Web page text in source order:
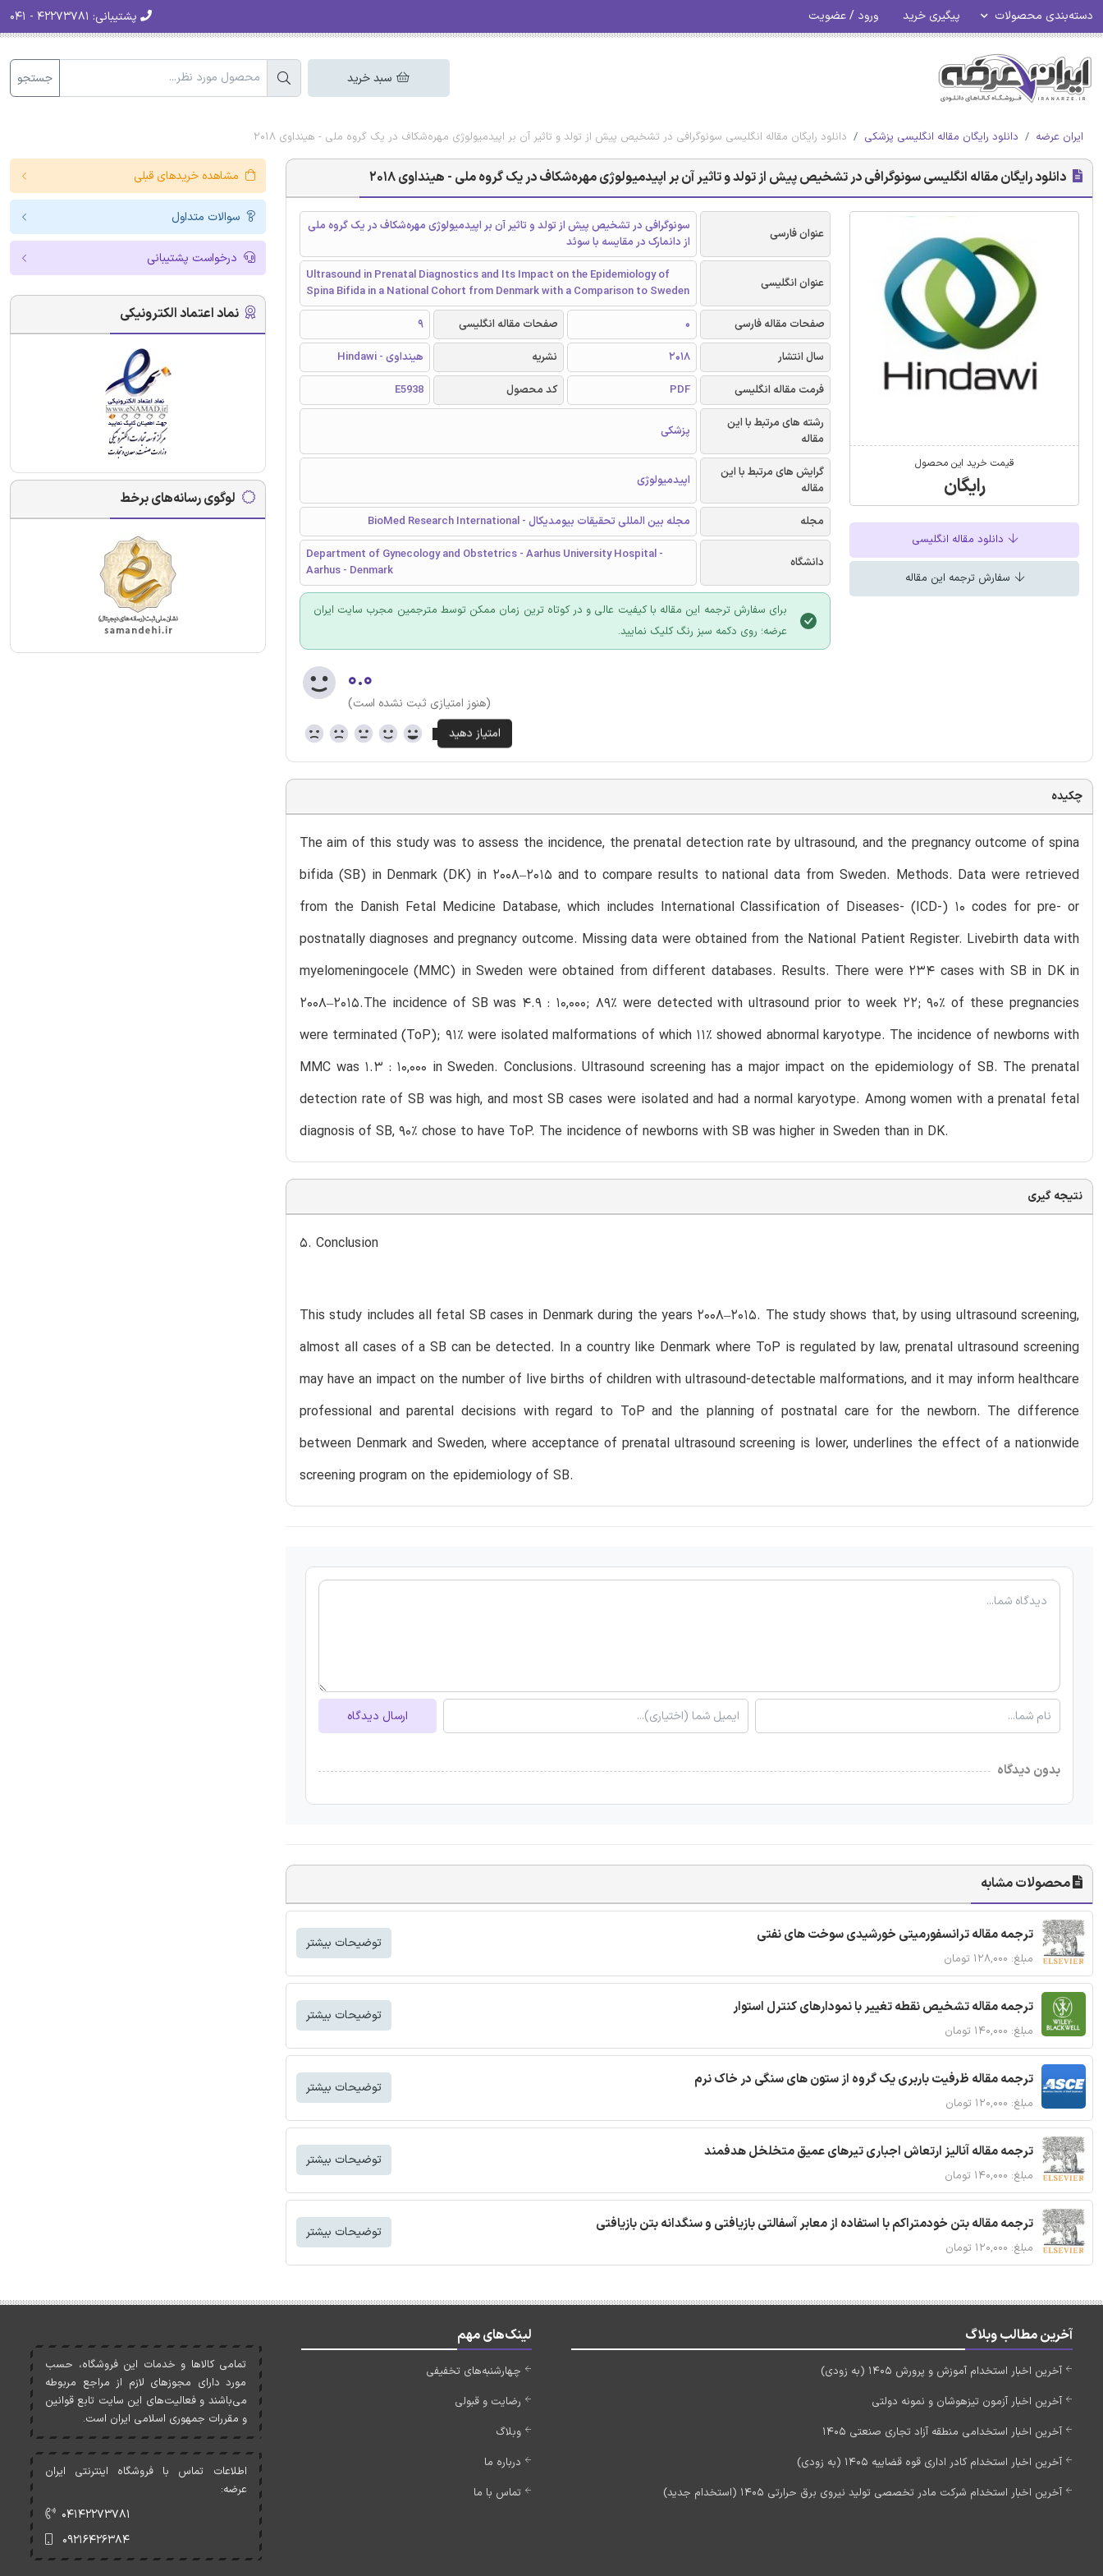
دسته‌بندی محصولات پیگیری خرید ورود / عضویت پشتیبانی:
سبد خرید جستجو
ایران عرضه دانلود رایگان مقاله انگلیسی پزشکی دانلود رایگان مقاله انگلیسی سونوگرافی در تشخیص پیش از تولد و تاثیر آن بر اپیدمیولوژی مهره‌شکاف در یک گروه ملی - هینداوی 2018
دانلود رایگان مقاله انگلیسی سونوگرافی در تشخیص پیش از تولد و تاثیر آن بر اپیدمیولوژی مهره‌شکاف در یک گروه ملی - هینداوی 2018
قیمت خرید این محصول
رایگان
دانلود مقاله انگلیسی
سفارش ترجمه این مقاله
عنوان فارسی
سونوگرافی در تشخیص پیش از تولد و تاثیر آن بر اپیدمیولوژی مهره‌شکاف در یک گروه ملی
از دانمارک در مقایسه با سوئد
عنوان انگلیسی
Ultrasound in Prenatal Diagnostics and Its Impact on the Epidemiology of
Spina Bifida in a National Cohort from Denmark with a Comparison to Sweden
صفحات مقاله فارسی
0 صفحات مقاله انگلیسی
9
سال انتشار
2018 نشریه
هینداوی - Hindawi
فرمت مقاله انگلیسی
PDF کد محصول
E5938
رشته های مرتبط با این
مقاله
پزشکی
گرایش های مرتبط با این
مقاله
اپیدمیولوژی
مجله مجله بین المللی تحقیقات بیومدیکال - BioMed Research International
دانشگاه
Department of Gynecology and Obstetrics - Aarhus University Hospital -
Aarhus - Denmark
برای سفارش ترجمه این مقاله با کیفیت عالی و در کوتاه ترین زمان ممکن توسط مترجمین مجرب سایت ایران
عرضه؛ روی دکمه سبز رنگ کلیک نمایید.
۰.۰
(هنوز امتیازی ثبت نشده است)
چکیده
The aim of this study was to assess the incidence, the prenatal detection rate by ultrasound, and the pregnancy outcome of spina
bifida (SB) in Denmark (DK) in 2008–2015 and to compare results to national data from Sweden. Methods. Data were retrieved
from the Danish Fetal Medicine Database, which includes International Classification of Diseases- (ICD-) 10 codes for pre- or
postnatally diagnoses and pregnancy outcome. Missing data were obtained from the National Patient Register. Livebirth data with
myelomeningocele (MMC) in Sweden were obtained from different databases. Results. There were 234 cases with SB in DK in
2008–2015.The incidence of SB was 4.9 : 10,000; 89% were detected with ultrasound prior to week 22; 90% of these pregnancies
were terminated (ToP); 91% were isolated malformations of which 11% showed abnormal karyotype. The incidence of newborns with
MMC was 1.3 : 10,000 in Sweden. Conclusions. Ultrasound screening has a major impact on the epidemiology of SB. The prenatal
detection rate of SB was high, and most SB cases were isolated and had a normal karyotype. Among women with a prenatal fetal
diagnosis of SB, 90% chose to have ToP. The incidence of newborns with SB was higher in Sweden than in DK.
نتیجه گیری
5. Conclusion
This study includes all fetal SB cases in Denmark during the years 2008–2015. The study shows that, by using ultrasound screening,
almost all cases of a SB can be detected. In a country like Denmark where ToP is regulated by law, prenatal ultrasound screening
may have an impact on the number of live births of children with ultrasound-detectable malformations, and it may inform healthcare
professional and parental decisions with regard to ToP and the planning of postnatal care for the newborn. The difference
between Denmark and Sweden, where acceptance of prenatal ultrasound screening is lower, underlines the effect of a nationwide
screening program on the epidemiology of SB.
ارسال دیدگاه
بدون دیدگاه
محصولات مشابه
ترجمه مقاله ترانسفورمیتی خورشیدی سوخت های نفتی
مبلغ: ۱۲۸,۰۰۰ تومان
توضیحات بیشتر
ترجمه مقاله تشخیص نقطه تغییر با نمودارهای کنترل استوار
مبلغ: ۱۴۰,۰۰۰ تومان
توضیحات بیشتر
ترجمه مقاله ظرفیت باربری یک گروه از ستون های سنگی در خاک نرم
مبلغ: ۱۲۰,۰۰۰ تومان
توضیحات بیشتر
ترجمه مقاله آنالیز ارتعاش اجباری تیرهای عمیق متخلخل هدفمند
مبلغ: ۱۴۰,۰۰۰ تومان
توضیحات بیشتر
ترجمه مقاله بتن خودمتراکم با استفاده از معابر آسفالتی بازیافتی و سنگدانه بتن بازیافتی
مبلغ: ۱۲۰,۰۰۰ تومان
توضیحات بیشتر
مشاهده خریدهای قبلی
سوالات متداول
درخواست پشتیبانی
نماد اعتماد الکترونیکی
لوگوی رسانه‌های برخط
آخرین مطالب وبلاگ
آخرین اخبار استخدام آموزش و پرورش 1405 (به زودی)
آخرین اخبار آزمون تیزهوشان و نمونه دولتی
آخرین اخبار استخدامی منطقه آزاد تجاری صنعتی 1405
آخرین اخبار استخدام کادر اداری قوه قضاییه 1405 (به زودی)
آخرین اخبار استخدام شرکت مادر تخصصی تولید نیروی برق حرارتی 1405 (استخدام جدید)
لینک‌های مهم
چهارشنبه‌های تخفیفی
رضایت و قبولی
وبلاگ
درباره ما
تماس با ما
تمامی کالاها و خدمات اين فروشگاه، حسب
مورد دارای مجوزهای لازم از مراجع مربوطه
می‌باشند و فعاليت‌های اين سايت تابع قوانين
و مقررات جمهوری اسلامی ايران است.
اطلاعات تماس با فروشگاه اینترنتی ایران
عرضه:
۰۴۱۴۲۲۷۳۷۸۱
۰۹۲۱۶۴۲۶۳۸۴